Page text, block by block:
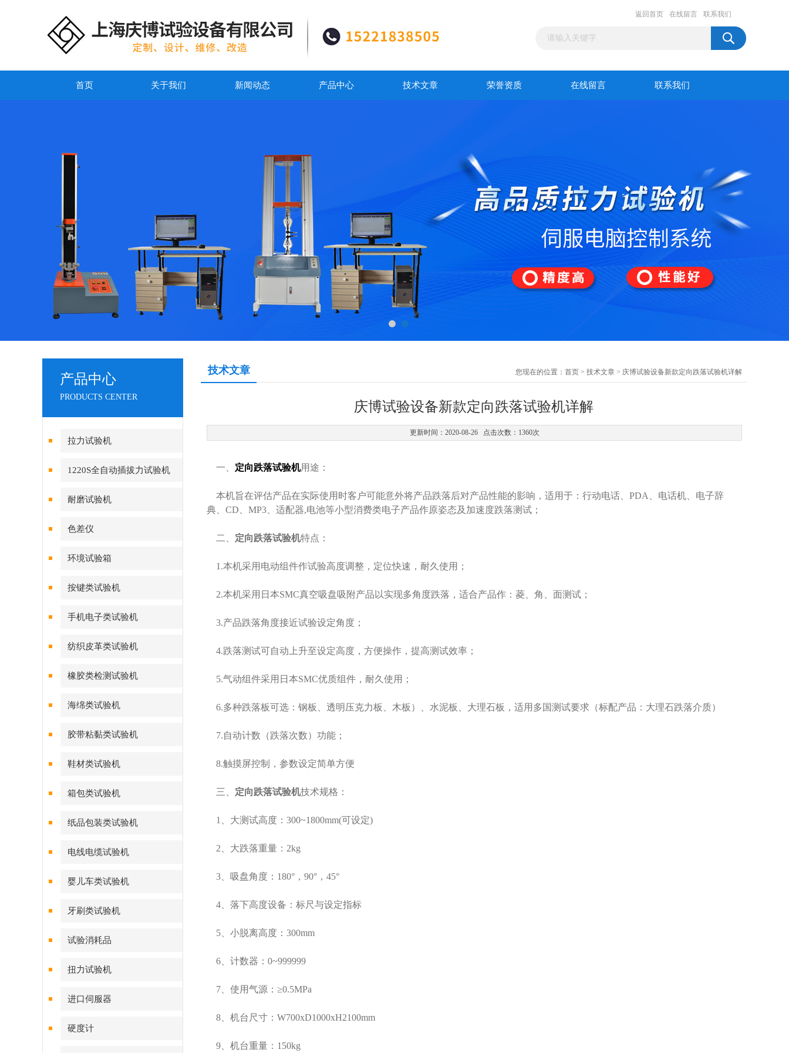
返回首页 在线留言 联系我们
首页 关于我们 新闻动态 产品中心 技术文章 荣誉资质 在线留言 联系我们
产品中心
PRODUCTS CENTER
拉力试验机
1220S全自动插拔力试验机
耐磨试验机
色差仪
环境试验箱
按键类试验机
手机电子类试验机
纺织皮革类试验机
橡胶类检测试验机
海绵类试验机
胶带粘黏类试验机
鞋材类试验机
箱包类试验机
纸品包装类试验机
电线电缆试验机
婴儿车类试验机
牙刷类试验机
试验消耗品
扭力试验机
进口伺服器
硬度计
技术文章 您现在的位置： 首页 > 技术文章 > 庆博试验设备新款定向跌落试验机详解
庆博试验设备新款定向跌落试验机详解
更新时间：2020-08-26 点击次数：1360次
一、 定向跌落试验机用途：
本机旨在评估产品在实际使用时客户可能意外将产品跌落后对产品性能的影响，适用于：行动电话、PDA、电话机、电子辞
典、CD、MP3、适配器,电池等小型消费类电子产品作原姿态及加速度跌落测试；
二、 定向跌落试验机特点：
1.本机采用电动组件作试验高度调整，定位快速，耐久使用；
2.本机采用日本SMC真空吸盘吸附产品以实现多角度跌落，适合产品作：菱、角、面测试；
3.产品跌落角度接近试验设定角度；
4.跌落测试可自动上升至设定高度，方便操作，提高测试效率；
5.气动组件采用日本SMC优质组件，耐久使用；
6.多种跌落板可选：钢板、透明压克力板、木板）、水泥板、大理石板，适用多国测试要求（标配产品：大理石跌落介质）
7.自动计数（跌落次数）功能；
8.触摸屏控制，参数设定简单方便
三、 定向跌落试验机技术规格：
1、大测试高度：300~1800mm(可设定)
2、大跌落重量：2kg
3、吸盘角度：180°，90°，45°
4、落下高度设备：标尺与设定指标
5、小脱离高度：300mm
6、计数器：0~999999
7、使用气源：≥0.5MPa
8、机台尺寸：W700xD1000xH2100mm
9、机台重量：150kg